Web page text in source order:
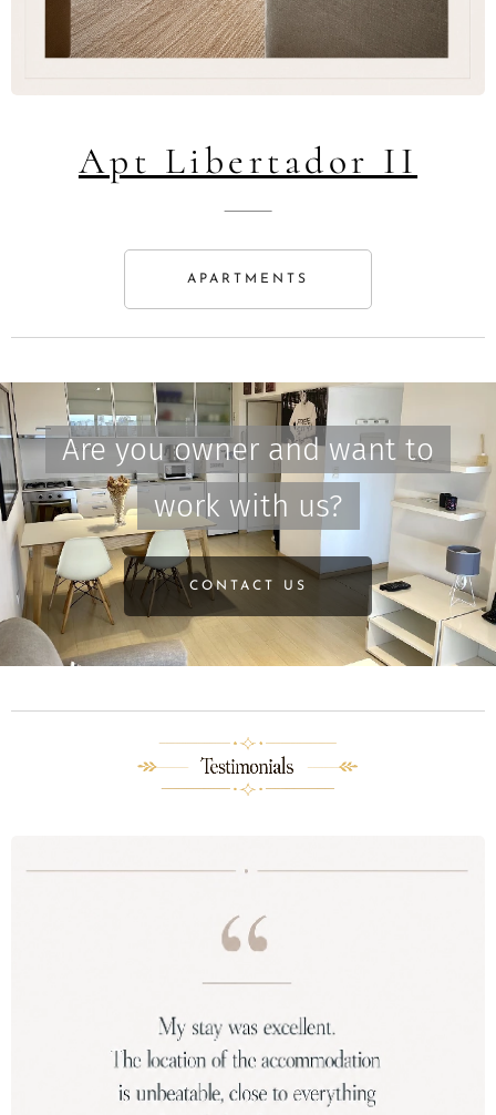
Apt Libertador II
APARTMENTS
Are you owner and want to
work with us?
CONTACT US